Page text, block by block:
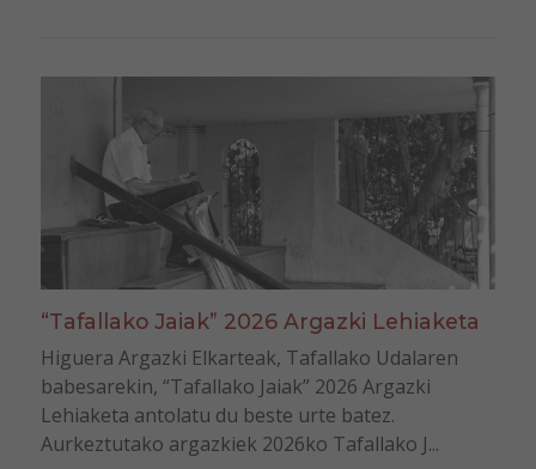
“Tafallako Jaiak” 2026 Argazki Lehiaketa
Higuera Argazki Elkarteak, Tafallako Udalaren
babesarekin, “Tafallako Jaiak” 2026 Argazki
Lehiaketa antolatu du beste urte batez.
Aurkeztutako argazkiek 2026ko Tafallako J...